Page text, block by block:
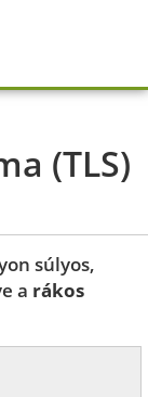
(TLS)
súlyos,
a rákos